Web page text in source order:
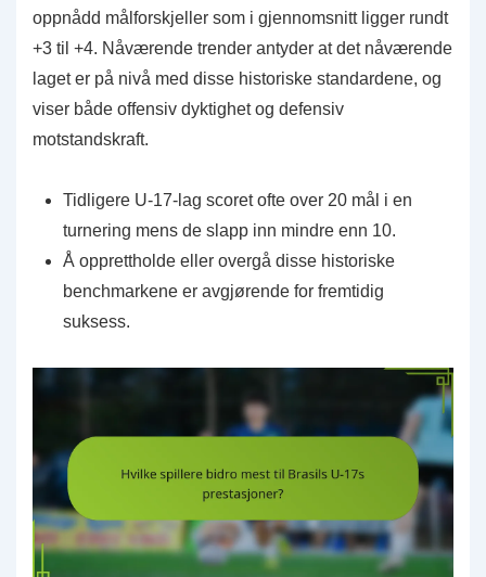
oppnådd målforskjeller som i gjennomsnitt ligger rundt
+3 til +4. Nåværende trender antyder at det nåværende
laget er på nivå med disse historiske standardene, og
viser både offensiv dyktighet og defensiv
motstandskraft.
Tidligere U-17-lag scoret ofte over 20 mål i en
turnering mens de slapp inn mindre enn 10.
Å opprettholde eller overgå disse historiske
benchmarkene er avgjørende for fremtidig
suksess.